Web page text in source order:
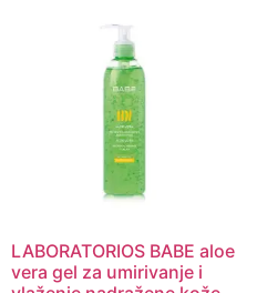
LABORATORIOS BABE aloe
vera gel za umirivanje i